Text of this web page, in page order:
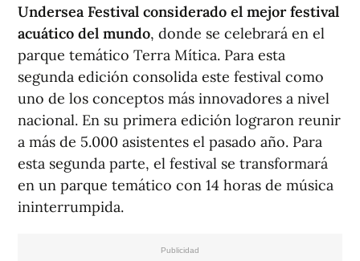
Undersea Festival considerado el mejor festival
acuático del mundo, donde se celebrará en el
parque temático Terra Mítica. Para esta
segunda edición consolida este festival como
uno de los conceptos más innovadores a nivel
nacional. En su primera edición lograron reunir
a más de 5.000 asistentes el pasado año. Para
esta segunda parte, el festival se transformará
en un parque temático con 14 horas de música
ininterrumpida.